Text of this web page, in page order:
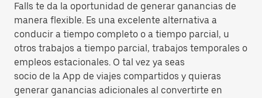
Falls te da la oportunidad de generar ganancias de
manera flexible. Es una excelente alternativa a
conducir a tiempo completo o a tiempo parcial, u
otros trabajos a tiempo parcial, trabajos temporales o
empleos estacionales. O tal vez ya seas
socio de la App de viajes compartidos y quieras
generar ganancias adicionales al convertirte en